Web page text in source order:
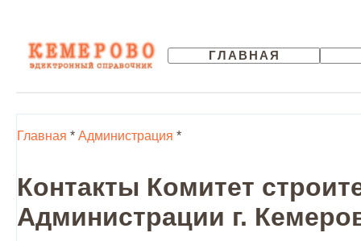
ГЛАВНАЯ
Главная * Администрация *
Контакты Комитет
Администрации г.